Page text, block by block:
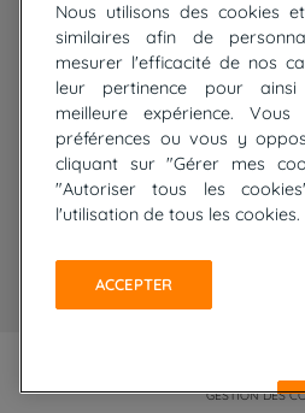
Top
circuits
Tour du lac de Constance à vélo
Cyclades : Amorgos et Naxos
Randonnée aux Bardenas Reales
De Collioure à Cadaquès à pied
Découverte des trésors de Madère
Rando Réunion en douceur
Trek sur Tenerife
GESTION DES
Nous utilisons des cookies
similaires afin de
mesurer l'efficacité de nos
leur pertinence pour
meilleure expérience.
préférences ou vous y
cliquant sur "Gérer mes
"Autoriser tous les
l'utilisation de tous les cookies.
ACCEPTER